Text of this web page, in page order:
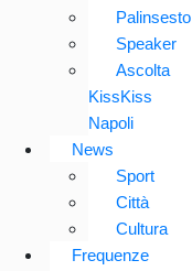
Palinsesto
Speaker
Ascolta
KissKiss
Napoli
News
Sport
Città
Cultura
Frequenze